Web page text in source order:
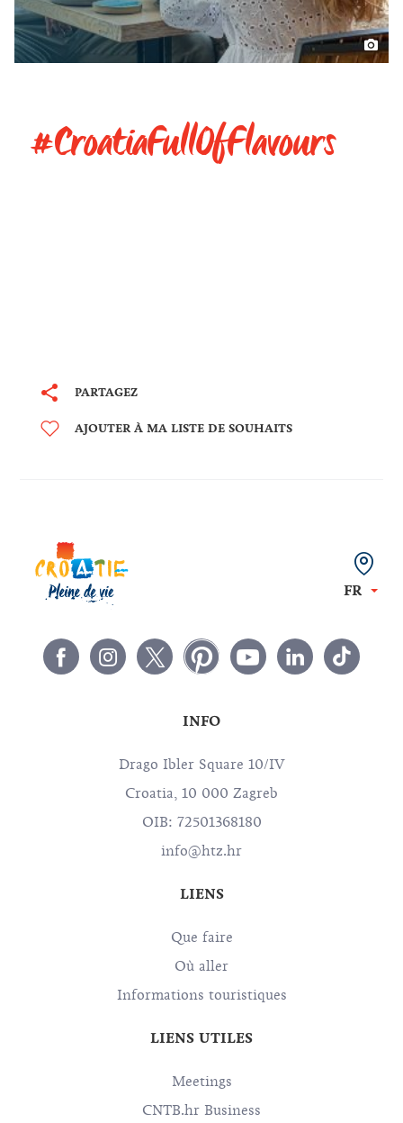
#CroatiaFullOfFlavours
PARTAGEZ
AJOUTER À MA LISTE DE SOUHAITS
FR
INFO
Drago Ibler Square 10/IV
Croatia, 10 000 Zagreb
OIB: 72501368180
info@htz.hr
LIENS
Que faire
Où aller
Informations touristiques
LIENS UTILES
Meetings
CNTB.hr Business